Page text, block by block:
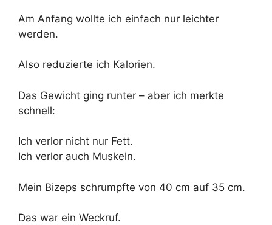
Am Anfang wollte ich einfach nur leichter
werden.
Also reduzierte ich Kalorien.
Das Gewicht ging runter – aber ich merkte
schnell:
Ich verlor nicht nur Fett.
Ich verlor auch Muskeln.
Mein Bizeps schrumpfte von 40 cm auf 35 cm.
Das war ein Weckruf.